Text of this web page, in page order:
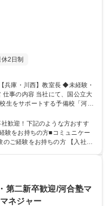
2日制
生をサポートする予備校「河合
す。校舎運営は2人～3名体制で
サポー
ルバイト）のマネジメント ■入
実行 【運営】生徒数は50名～
、授業を担当する必要はあり
歓迎！下記のような方おすす
験をお持ちの方■コミュニケー
験をお持ちの方 【入社後
部から研修を受けられるので安
ック長と順調にステップアッ
を改善したい方におすすめで
： 資格：
第二新卒歓迎/河合塾マ
ネジャー